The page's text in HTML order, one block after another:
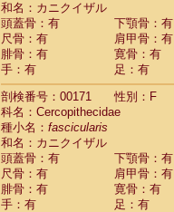
和名：カニクイザル
頭蓋骨：有
下顎骨：有
尺骨：有
肩甲骨：有
腓骨：有
寛骨：有
手：有
足：有
剖検番号：00171
性別：F
科名：Cercopithecidae
種小名： fascicularis
和名：カニクイザル
頭蓋骨：有
下顎骨：有
尺骨：有
肩甲骨：有
腓骨：有
寛骨：有
手：有
足：有